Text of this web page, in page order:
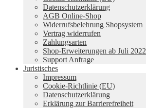
Datenschutzerklärung
AGB Online-Shop
Widerrufsbelehrung Shopsystem
Vertrag widerrufen
Zahlungsarten
Shop-Erweiterungen ab Juli 2022
Support Anfrage
Juristisches
Impressum
Cookie-Richtlinie (EU)
Datenschutzerklärung
Erklärung zur Barrierefreiheit